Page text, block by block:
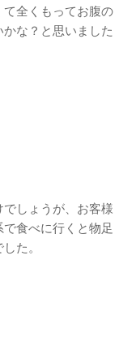
全くもってお腹の
な？と思いました
しょうが、お客様
食べに行くと物足
た。